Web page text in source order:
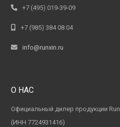
+7 (495) 019-39-09
+7 (985) 384 08 04
info@runxin.ru
О НАС
Официальный дилер продукции
(ИНН 7724931416)